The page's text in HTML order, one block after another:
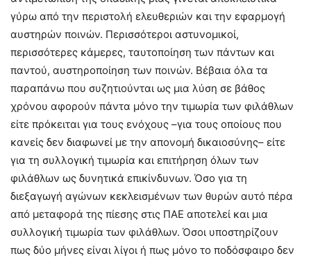
γύρω από την περιστολή ελευθεριών και την εφαρμογή
αυστηρών ποινών. Περισσότεροι αστυνομικοί,
περισσότερες κάμερες, ταυτοποίηση των πάντων και
παντού, αυστηροποίηση των ποινών. Βέβαια όλα τα
παραπάνω που συζητιούνται ως μια λύση σε βάθος
χρόνου αφορούν πάντα μόνο την τιμωρία των φιλάθλων
είτε πρόκειται για τους ενόχους –για τους οποίους που
κανείς δεν διαφωνεί με την απονομή δικαιοσύνης– είτε
για τη συλλογική τιμωρία και επιτήρηση όλων των
φιλάθλων ως δυνητικά επικίνδυνων. Όσο για τη
διεξαγωγή αγώνων κεκλεισμένων των θυρών αυτό πέρα
από μεταφορά της πίεσης στις ΠΑΕ αποτελεί και μια
συλλογική τιμωρία των φιλάθλων. Όσοι υποστηρίζουν
πως δύο μήνες είναι λίγοι ή πως μόνο το ποδόσφαιρο δεν